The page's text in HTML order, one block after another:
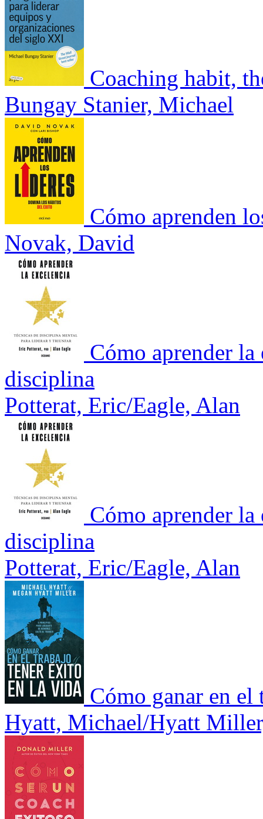
Coaching habit,
Bungay Stanier, Michael
Cómo aprenden
Novak, David
Cómo aprender la
disciplina
Potterat, Eric/Eagle, Alan
Cómo aprender la
disciplina
Potterat, Eric/Eagle, Alan
Cómo ganar en
Hyatt, Michael/Hyatt